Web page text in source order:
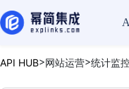
API HUB>网站运营>统计监